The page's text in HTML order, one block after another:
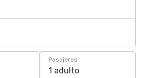
Pasajeros
1 adulto